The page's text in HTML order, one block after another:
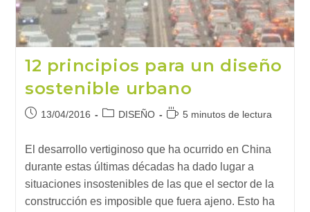
12 principios para un diseño
sostenible urbano
Publicación
la
entrada:
13/04/2016
Categoría
la
entrada:
DISEÑO
Tiempo
lectura:
5 minutos de lectura
El desarrollo vertiginoso que ha ocurrido en China
durante estas últimas décadas ha dado lugar a
situaciones insostenibles de las que el sector de la
construcción es imposible que fuera ajeno. Esto ha